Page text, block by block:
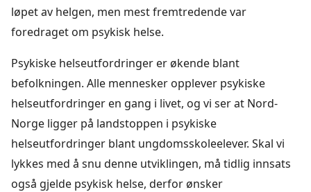
løpet av helgen, men mest fremtredende var
foredraget om psykisk helse.
Psykiske helseutfordringer er økende blant
befolkningen. Alle mennesker opplever psykiske
helseutfordringer en gang i livet, og vi ser at Nord-
Norge ligger på landstoppen i psykiske
helseutfordringer blant ungdomsskoleelever. Skal vi
lykkes med å snu denne utviklingen, må tidlig innsats
også gjelde psykisk helse, derfor ønsker